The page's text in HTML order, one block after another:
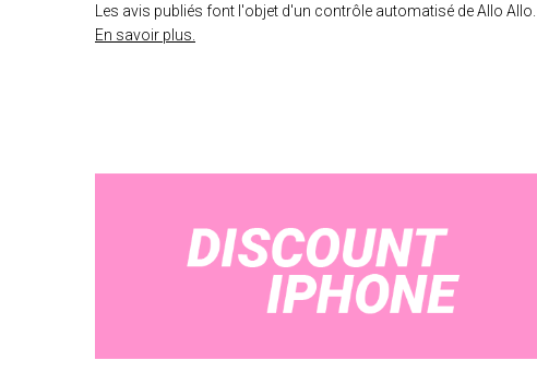
Les avis publiés font l'objet d'un contrôle automatisé de Allo Allo.
En savoir plus.